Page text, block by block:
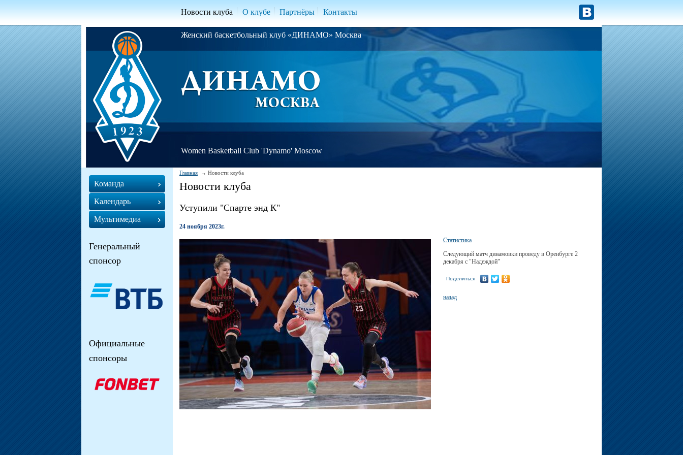
Новости клуба О клубе Партнёры Контакты
Женский баскетбольный клуб «ДИНАМО» Москва
Women Basketball Club 'Dynamo' Moscow
Главная Новости клуба
Новости клуба
Уступили "Спарте энд К"
24 ноября 2023г.
Статистика
Следующий матч динамовки проведу в Оренбурге 2
декабря с "Надеждой"
Поделиться
назад
Команда
Календарь
Мультимедиа
Генеральный
спонсор
Официальные
спонсоры